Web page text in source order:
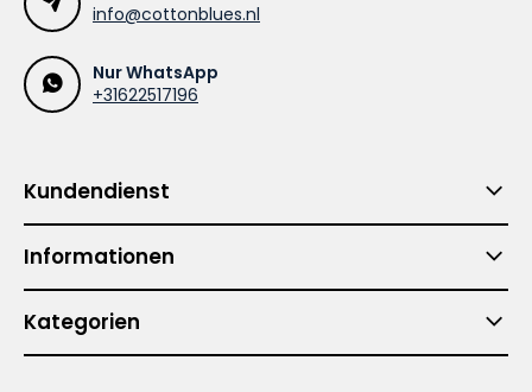
info@cottonblues.nl
Nur WhatsApp
+31622517196
Kundendienst
Informationen
Kategorien